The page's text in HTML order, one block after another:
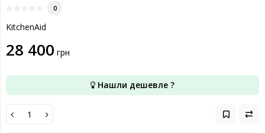
0
KitchenAid
28 400 грн
Нашли дешевле ?